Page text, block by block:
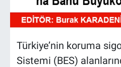
Türkiye’nin koruma
Sistemi (BES)